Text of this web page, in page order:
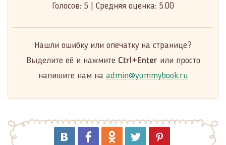
Голосов: 5 Средняя оценка: 5.00
Нашли ошибку или опечатку на странице?
Выделите её и нажмите Ctrl+Enter или просто
напишите нам на admin@yummybook.ru